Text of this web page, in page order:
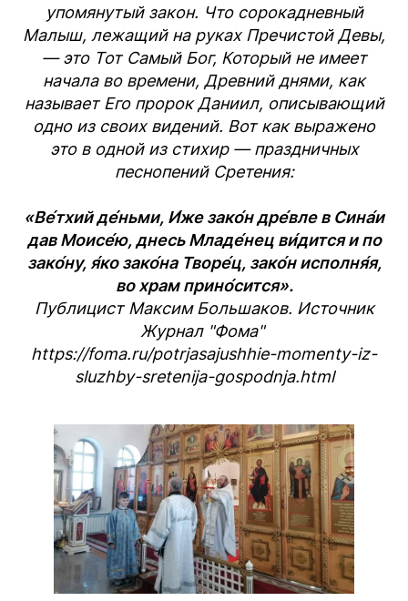
упомянутый закон. Что сорокадневный
Малыш, лежащий на руках Пречистой Девы,
— это Тот Самый Бог, Который не имеет
начала во времени, Древний днями, как
называет Его пророк Даниил, описывающий
одно из своих видений. Вот как выражено
это в одной из стихир — праздничных
песнопений Сретения:
«Ве́тхий де́ньми, И́же зако́н дре́вле в Сина́и
дав Моисе́ю, днесь Младе́нец ви́дится и по
зако́ну, я́ко зако́на Творе́ц, зако́н исполня́я,
во храм прино́сится».
Публицист Максим Большаков. Источник
Журнал "Фома"
https://foma.ru/potrjasajushhie-momenty-iz-
sluzhby-sretenija-gospodnja.html